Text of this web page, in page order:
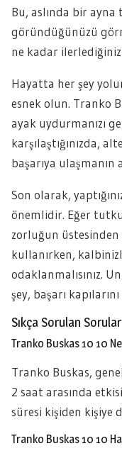
Bu, aslında bir
göründüğünüzü
ne kadar ilerlediğinizi
Hayatta her şey
esnek olun. Tranko
ayak uydurmanızı
karşılaştığınızda,
başarıya
Son olarak,
önemlidir. Eğer
zorluğun
kullanırken,
odaklanmalısınız.
şey, başarı
Sıkça Sorulan Sorular
Tranko Buskas 10 10
Tranko Buskas,
2 saat arasında
süresi kişiden kişiye
Tranko Buskas 10 10